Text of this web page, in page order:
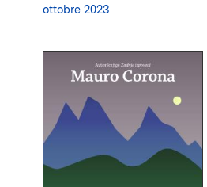
ottobre 2023